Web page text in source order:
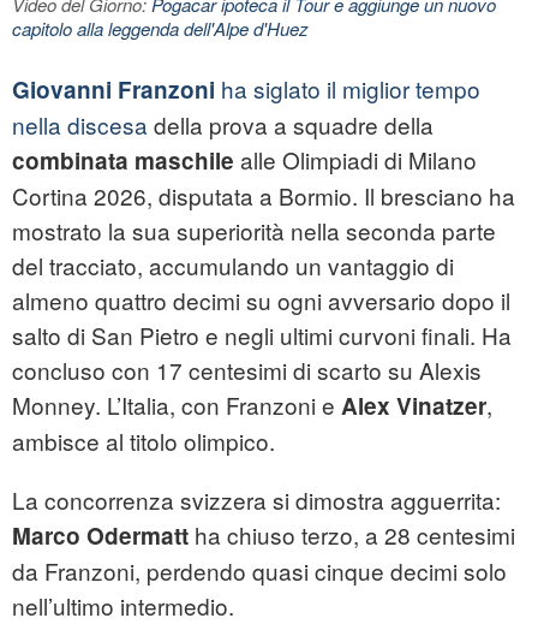
capitolo alla leggenda dell'Alpe d'Huez
Giovanni Franzoni ha siglato il miglior tempo
nella discesa della prova a squadre della
combinata maschile alle Olimpiadi di Milano
Cortina 2026, disputata a Bormio. Il bresciano ha
mostrato la sua superiorità nella seconda parte
del tracciato, accumulando un vantaggio di
almeno quattro decimi su ogni avversario dopo il
salto di San Pietro e negli ultimi curvoni finali. Ha
concluso con 17 centesimi di scarto su Alexis
Monney. L’Italia, con Franzoni e Alex Vinatzer,
ambisce al titolo olimpico.
La concorrenza svizzera si dimostra agguerrita:
Marco Odermatt ha chiuso terzo, a 28 centesimi
da Franzoni, perdendo quasi cinque decimi solo
nell’ultimo intermedio.